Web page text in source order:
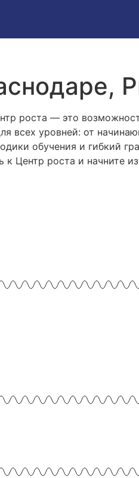
роста — это
всех уровней: от
обучения и гибкий
к Центр роста и начните